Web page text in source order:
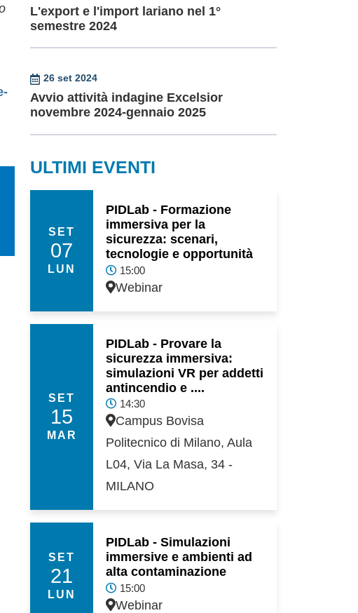
L'export e l'import lariano nel 1°
semestre 2024
26 set 2024
Avvio attività indagine Excelsior
novembre 2024-gennaio 2025
ULTIMI EVENTI
SET
07
LUN
PIDLab - Formazione
immersiva per la
sicurezza: scenari,
tecnologie e opportunità
15:00
Webinar
SET
15
MAR
PIDLab - Provare la
sicurezza immersiva:
simulazioni VR per addetti
antincendio e ....
14:30
Campus Bovisa
Politecnico di Milano, Aula
L04, Via La Masa, 34 -
MILANO
SET
21
LUN
PIDLab - Simulazioni
immersive e ambienti ad
alta contaminazione
15:00
Webinar